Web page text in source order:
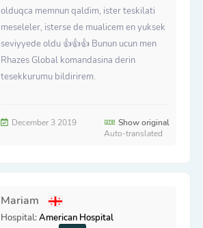
olduqca memnun qaldim, ister teskilati
meseleler, isterse de mualicem en yuksek
seviyyede oldu 👍👍👍 Bunun ucun men
Rhazes Global komandasina derin
tesekkurumu bildirirem.
December 3 2019
Show original
Auto-translated
Mariam
Hospital:American Hospital